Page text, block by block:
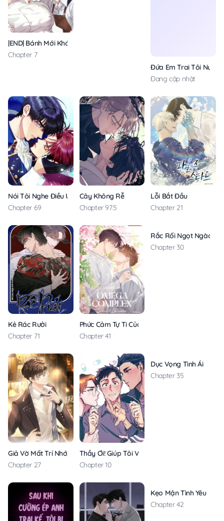
|END| Bánh Mới Khó Cưỡng
Chapter 7
Đứa Em Trai Tôi Nuôi
Đang cập nhật
Nói Tôi Nghe Điều Ước Của Cậu!
Chapter 69
Cây Không Rễ
Chapter 97.5
Lỗi Bắt Đầu
Chapter 21
Kẻ Rác Rưởi
Chapter 71
Phức Cảm Tự Ti Của Omega
Chapter 41
Rắc Rối Ngọt Ngào
Chapter 30
Giả Vờ Mất Trí Nhớ, Tình Địch Nói Tôi Là Bạn Trai Cậu Ấy
Chapter 27
Thầy Ơi! Giúp Tôi Với
Chapter 10
Dục Vọng Tình Ái
Chapter 35
Kẹo Mận Tình Yêu
Chapter 42